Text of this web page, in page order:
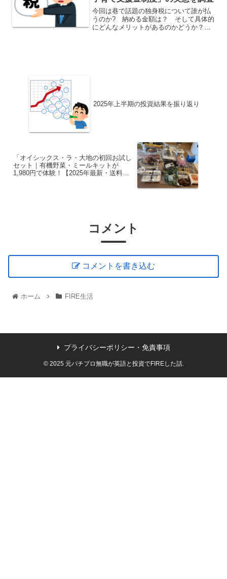
今回は巷で話題の独身税について誰が払
うのか? 納める金額は？ そして具体的
にどんなメリットがあるのかどうか？な
2025年上半期の投資結果を振り返り
「オイシックス・ラ・大地の初回お試し
セット｜有機野菜・ミールキットが
1,980円で体験！【2025年最新・送料無
コメント
コメントを書き込む
ホーム FIRE生活
プライバシーポリシー・免責事項
© 2025 元パチプロ無職が英語と投資でFIREした話.